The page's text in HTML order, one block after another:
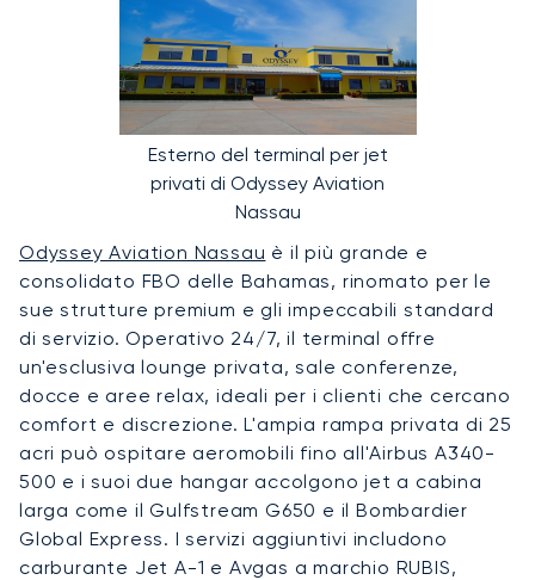
Esterno del terminal per jet
privati di Odyssey Aviation
Nassau
Odyssey Aviation Nassau è il più grande e
consolidato FBO delle Bahamas, rinomato per le
sue strutture premium e gli impeccabili standard
di servizio. Operativo 24/7, il terminal offre
un'esclusiva lounge privata, sale conferenze,
docce e aree relax, ideali per i clienti che cercano
comfort e discrezione. L'ampia rampa privata di 25
acri può ospitare aeromobili fino all'Airbus A340-
500 e i suoi due hangar accolgono jet a cabina
larga come il Gulfstream G650 e il Bombardier
Global Express. I servizi aggiuntivi includono
carburante Jet A-1 e Avgas a marchio RUBIS,